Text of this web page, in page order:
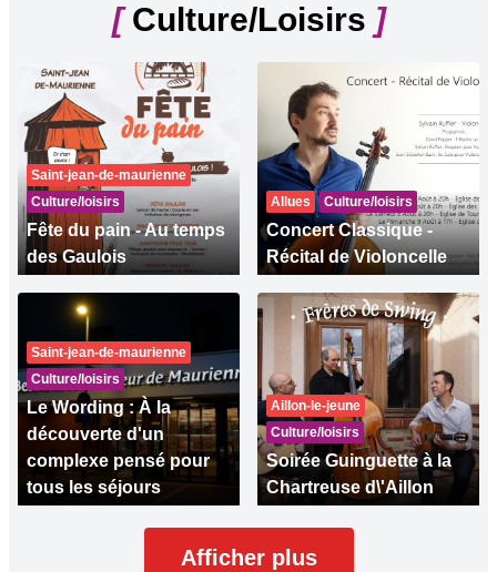
[Culture/Loisirs ]
Saint-jean-de-maurienne
Culture/loisirs
Fête du pain - Au temps
des Gaulois
Allues Culture/loisirs
Concert Classique -
Récital de Violoncelle
Saint-jean-de-maurienne
Culture/loisirs
Le Wording : À la
découverte d'un
complexe pensé pour
tous les séjours
Aillon-le-jeune
Culture/loisirs
Soirée Guinguette à la
Chartreuse d\'Aillon
Afficher plus